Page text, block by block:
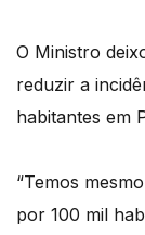
O Ministro
reduzir a
habitantes em
“Temos
por 100 mil